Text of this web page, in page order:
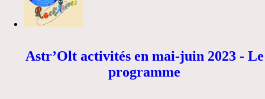
Astr’Olt activités en mai-juin 2023 - Le
programme